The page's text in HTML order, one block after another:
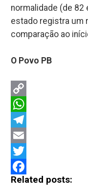
normalidade (de 82
estado registra um
comparação ao
O Povo PB
Copy
Link
WhatsApp
Telegram
Email
Twitter
Facebook
Related posts: